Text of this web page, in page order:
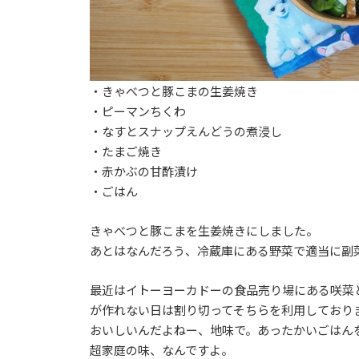
・きゃべつと豚こまの生姜焼き
・ピーマンちくわ
・なすとスナップえんどうの煮浸し
・たまご焼き
・赤かぶの甘酢漬け
・ごはん
きゃべつと豚こまを生姜焼きにしました。
あとはなんだろう、冷蔵庫にある野菜で適当に副
最近はイトーヨーカドーの食品売り場にある咲
が作れない日は割り切ってそちらを利用しており
おいしいんだよねー、地味で。あったかいごは
超家庭の味、なんですよ。